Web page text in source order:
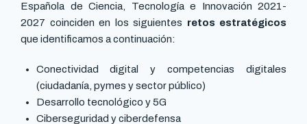
Española de Ciencia, Tecnología e Innovación 2021-
2027 coinciden en los siguientes retos estratégicos
que identificamos a continuación:
Conectividad digital y competencias digitales
(ciudadanía, pymes y sector público)
Desarrollo tecnológico y 5G
Ciberseguridad y ciberdefensa